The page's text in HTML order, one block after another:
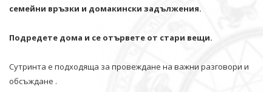
семейни връзки и домакински задължения.
Подредете дома и се отървете от стари вещи.
Сутринта е подходяща за провеждане на важни разговори и
обсъждане .